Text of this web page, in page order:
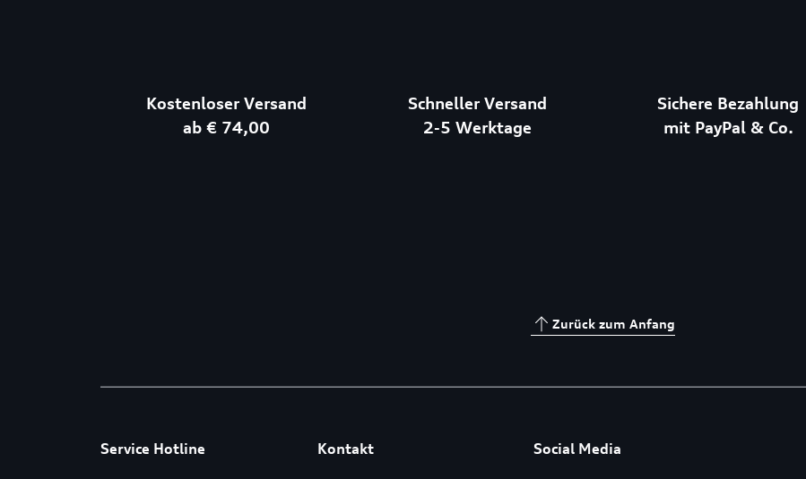
Kostenloser Versand
ab € 74,00
Schneller Versand
2-5 Werktage
Sichere Bezahlung
mit PayPal & Co.
Zurück zum Anfang
Service Hotline Kontakt Social Media